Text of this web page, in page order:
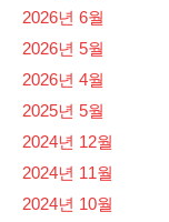
2026년 6월
2026년 5월
2026년 4월
2025년 5월
2024년 12월
2024년 11월
2024년 10월